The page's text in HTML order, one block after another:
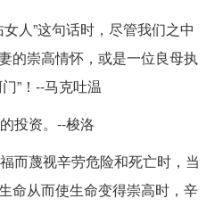
人”这句话时，尽管我们之中
的崇高情怀，或是一位良母执
”！--马克吐温
投资。--梭洛
而蔑视辛劳危险和死亡时，当
命从而使生命变得崇高时，辛